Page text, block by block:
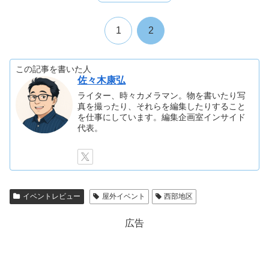
1 2
この記事を書いた人
佐々木康弘
ライター、時々カメラマン。物を書いたり写
真を撮ったり、それらを編集したりすること
を仕事にしています。編集企画室インサイド
代表。
イベントレビュー 屋外イベント 西部地区
広告